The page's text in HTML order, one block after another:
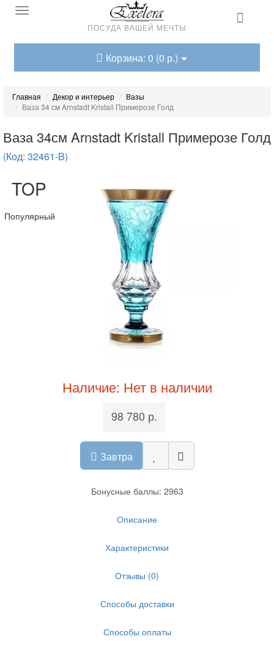
ПОСУДА ВАШЕЙ МЕЧТЫ
Корзина: 0 (0 р.)
Главная Декор и интерьер
Вазы
Ваза 34 см Arnstadt Kristall Примерозе Голд
Ваза 34см Arnstadt Kristall Примерозе Голд
(Код: 32461-B)
TOP
Популярный
Наличие: Нет в наличии
98 780 р.
Завтра
Бонусные баллы: 2963
Описание
Характеристики
Отзывы (0)
Способы доставки
Способы оплаты